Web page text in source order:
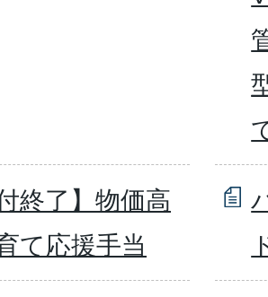
終了】物価高
て応援手当